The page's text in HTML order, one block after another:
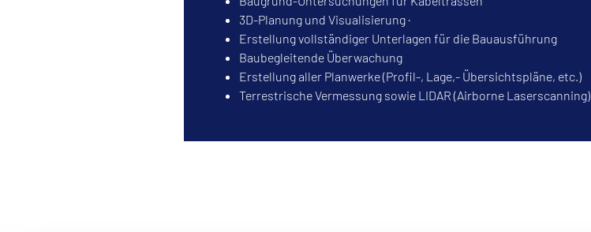
3D-Planung und Visualisierung ·
Erstellung vollständiger Unterlagen für die Bauausführung
Baubegleitende Überwachung
Erstellung aller Planwerke (Profil-, Lage,- Übersichtspläne, etc.)
Terrestrische Vermessung sowie LIDAR (Airborne Laserscanning)